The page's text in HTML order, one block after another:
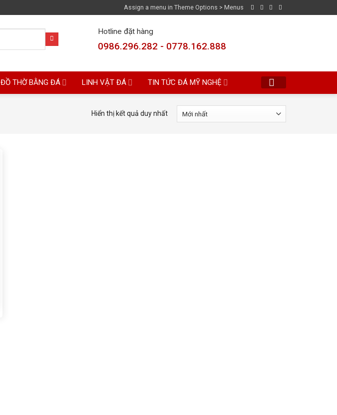
Assign a menu in Theme Options > Menus
Hotline đặt hàng
0986.296.282 - 0778.162.888
ĐỒ THỜ BẰNG ĐÁ LINH VẬT ĐÁ TIN TỨC ĐÁ MỸ NGHỆ
Hiển thị kết quả duy nhất